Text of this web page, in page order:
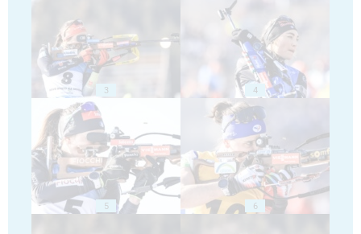
3 4
5 6